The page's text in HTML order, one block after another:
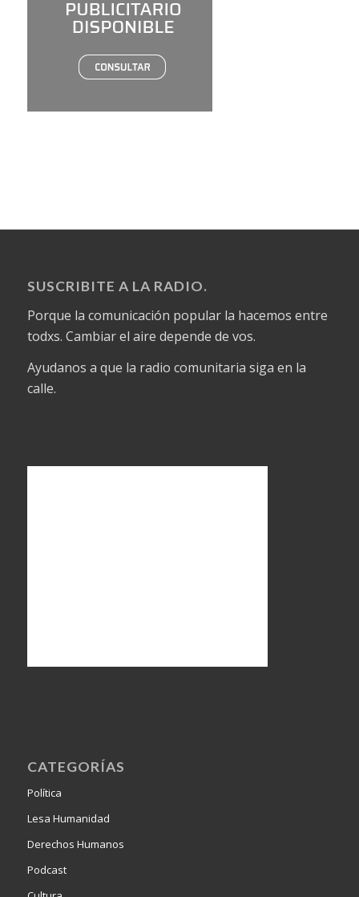
SUSCRIBITE A LA RADIO.
Porque la comunicación popular la hacemos entre
todxs. Cambiar el aire depende de vos.
Ayudanos a que la radio comunitaria siga en la
calle.
CATEGORÍAS
Política
Lesa Humanidad
Derechos Humanos
Podcast